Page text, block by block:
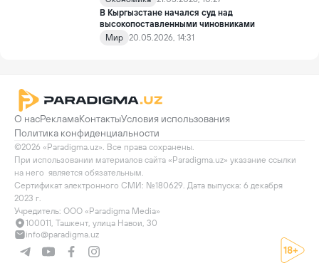
В Кыргызстане начался суд над
высокопоставленными чиновниками
Мир 20.05.2026, 14:31
О насРекламаКонтактыУсловия использования
Политика конфиденциальности
©2026 «Paradigma.uz». Все права сохранены.
При использовании материалов сайта «Paradigma.uz» указание ссылки
на него  является обязательным.
Сертификат электронного СМИ: №180629. Дата выпуска: 6 декабря
2023 г.
Учредитель: ООО «Paradigma Media»
100011, Ташкент, улица Навои, 30
info@paradigma.uz